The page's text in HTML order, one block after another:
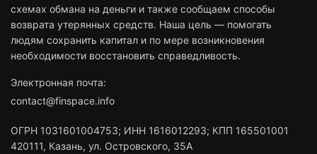
схемах обмана на деньги и также сообщаем способы
возврата утерянных средств. Наша цель — помогать
людям сохранить капитал и по мере возникновения
необходимости восстановить справедливость.
Электронная почта:
contact@finspace.info
ОГРН 1031601004753; ИНН 1616012293; КПП 165501001
420111, Казань, ул. Островского, 35А